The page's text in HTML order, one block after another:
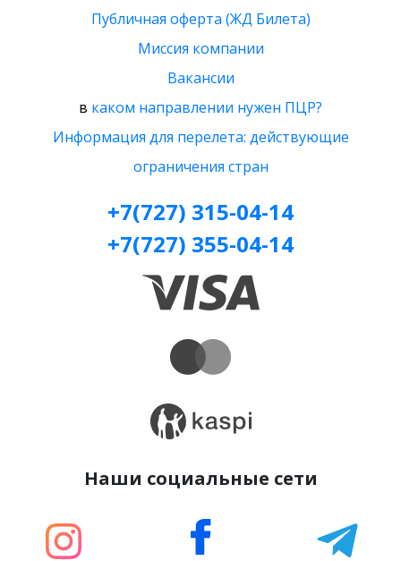
Публичная оферта (ЖД Билета)
Миссия компании
Вакансии
в каком направлении нужен ПЦР?
Информация для перелета: действующие
ограничения стран
+7(727) 315-04-14
+7(727) 355-04-14
Наши социальные сети